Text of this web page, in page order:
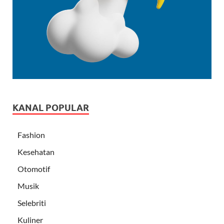
KANAL POPULAR
Fashion
Kesehatan
Otomotif
Musik
Selebriti
Kuliner